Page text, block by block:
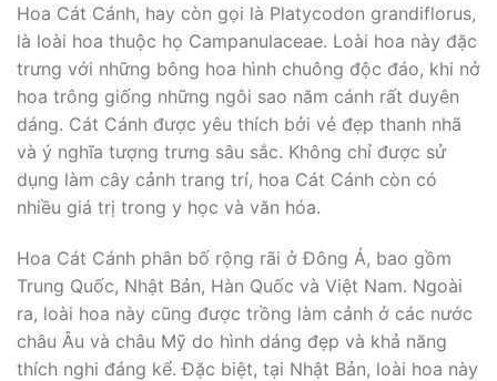
Hoa Cát Cánh, hay còn gọi là Platycodon grandiflorus,
là loài hoa thuộc họ Campanulaceae. Loài hoa này đặc
trưng với những bông hoa hình chuông độc đáo, khi nở
hoa trông giống những ngôi sao năm cánh rất duyên
dáng. Cát Cánh được yêu thích bởi vẻ đẹp thanh nhã
và ý nghĩa tượng trưng sâu sắc. Không chỉ được sử
dụng làm cây cảnh trang trí, hoa Cát Cánh còn có
nhiều giá trị trong y học và văn hóa.
Hoa Cát Cánh phân bố rộng rãi ở Đông Á, bao gồm
Trung Quốc, Nhật Bản, Hàn Quốc và Việt Nam. Ngoài
ra, loài hoa này cũng được trồng làm cảnh ở các nước
châu Âu và châu Mỹ do hình dáng đẹp và khả năng
thích nghi đáng kể. Đặc biệt, tại Nhật Bản, loài hoa này